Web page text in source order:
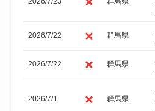
2026/7/22 群馬県
2026/7/22 群馬県
2026/7/1 群馬県